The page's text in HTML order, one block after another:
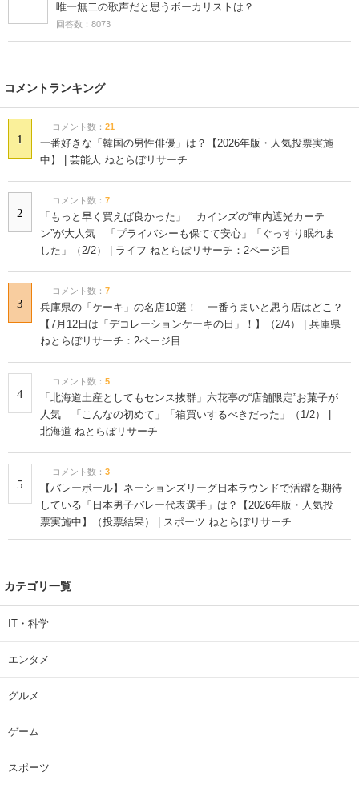
唯一無二の歌声だと思うボーカリストは？
回答数：8073
コメントランキング
1
コメント数： 21
一番好きな「韓国の男性俳優」は？【2026年版・人気投票実施
中】 | 芸能人 ねとらぼリサーチ
2
コメント数： 7
「もっと早く買えば良かった」 カインズの“車内遮光カーテ
ン”が大人気 「プライバシーも保てて安心」「ぐっすり眠れま
した」（2/2） | ライフ ねとらぼリサーチ：2ページ目
3
コメント数： 7
兵庫県の「ケーキ」の名店10選！ 一番うまいと思う店はどこ？
【7月12日は「デコレーションケーキの日」！】（2/4） | 兵庫県
ねとらぼリサーチ：2ページ目
4
コメント数： 5
「北海道土産としてもセンス抜群」六花亭の“店舗限定”お菓子が
人気 「こんなの初めて」「箱買いするべきだった」（1/2） |
北海道 ねとらぼリサーチ
5
コメント数： 3
【バレーボール】ネーションズリーグ日本ラウンドで活躍を期待
している「日本男子バレー代表選手」は？【2026年版・人気投
票実施中】（投票結果） | スポーツ ねとらぼリサーチ
カテゴリ一覧
IT・科学
エンタメ
グルメ
ゲーム
スポーツ